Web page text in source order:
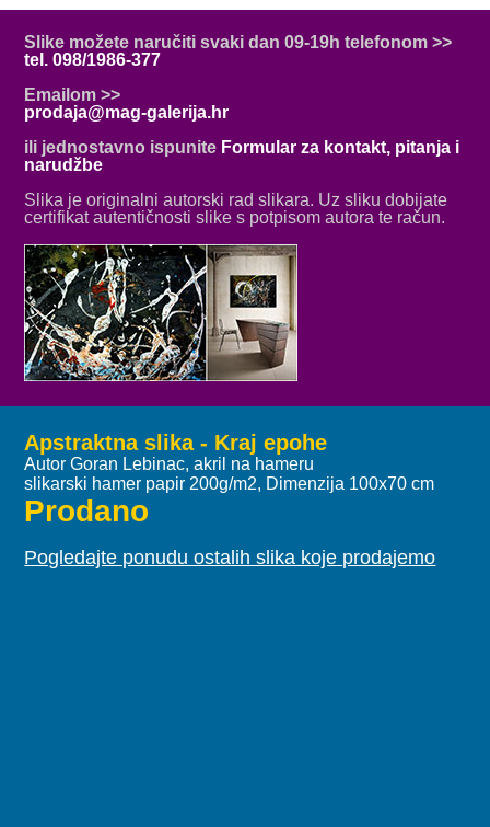
Slike možete naručiti svaki dan 09-19h telefonom >>
tel. 098/1986-377
Emailom >>
prodaja@mag-galerija.hr
ili jednostavno ispunite Formular za kontakt, pitanja i
narudžbe
Slika je originalni autorski rad slikara. Uz sliku dobijate
certifikat autentičnosti slike s potpisom autora te račun.
Apstraktna slika - Kraj epohe
Autor Goran Lebinac, akril na hameru
slikarski hamer papir 200g/m2, Dimenzija 100x70 cm
Prodano
Pogledajte ponudu ostalih slika koje prodajemo